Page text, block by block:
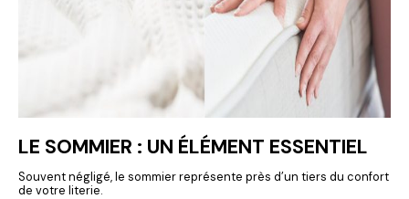
LE SOMMIER : UN ÉLÉMENT ESSENTIEL
Souvent négligé, le sommier représente près d’un tiers du confort
de votre literie.